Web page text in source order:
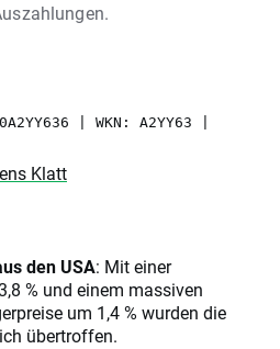
| WKN: A2YY63 |
Klatt
den USA: Mit einer
% und einem massiven
um 1,4 % wurden die
übertroffen.